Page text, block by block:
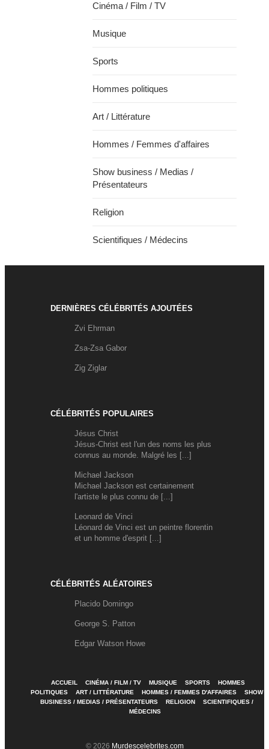
Cinéma / Film / TV
Musique
Sports
Hommes politiques
Art / Littérature
Hommes / Femmes d'affaires
Show business / Medias /
Présentateurs
Religion
Scientifiques / Médecins
DERNIÈRES CÉLÉBRITÉS AJOUTÉES
Zvi Ehrman
Zsa-Zsa Gabor
Zig Ziglar
CÉLÉBRITÉS POPULAIRES
Jésus Christ
Jésus-Christ est l'un des noms les plus
connus au monde. Malgré les [...]
Michael Jackson
Michael Jackson est certainement
l'artiste le plus connu de [...]
Leonard de Vinci
Léonard de Vinci est un peintre florentin
et un homme d'esprit [...]
CÉLÉBRITÉS ALÉATOIRES
Placido Domingo
George S. Patton
Edgar Watson Howe
ACCUEIL CINÉMA / FILM / TV MUSIQUE SPORTS
HOMMES
POLITIQUES
ART / LITTÉRATURE HOMMES / FEMMES D'AFFAIRES
SHOW
BUSINESS / MEDIAS / PRÉSENTATEURS
RELIGION
SCIENTIFIQUES /
MÉDECINS
© 2026 Murdescelebrites.com